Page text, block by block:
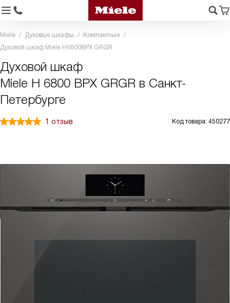
Miele Духовые шкафы
Компактные
Духовой шкаф Miele H6800BPX GRGR
Духовой шкаф
Miele H 6800 BPX GRGR в Санкт-
Петербурге
1 отзыв Код товара: 450277